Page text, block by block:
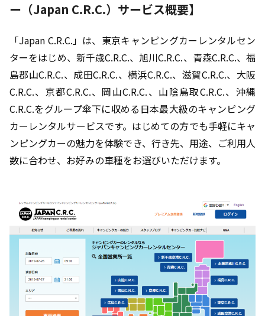
ー（Japan C.R.C.） サービス概要】
「Japan C.R.C.」は、東京キャンピングカーレンタルセン
ターをはじめ、新千歳C.R.C.、旭川C.R.C.、青森C.R.C.、福
島郡山C.R.C.、成田C.R.C.、横浜C.R.C.、滋賀C.R.C.、大阪
C.R.C.、京都C.R.C.、岡山C.R.C.、山陰鳥取C.R.C.、沖縄
C.R.C.をグループ傘下に収める日本最大級のキャンピング
カーレンタルサービスです。はじめての方でも手軽にキャ
ンピングカーの魅力を体験でき、行き先、用途、ご利用人
数に合わせ、お好みの車種をお選びいただけます。